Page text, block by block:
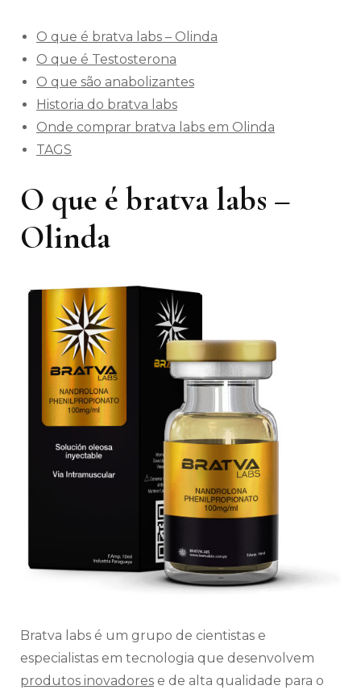
O que é bratva labs – Olinda
O que é Testosterona
O que são anabolizantes
Historia do bratva labs
Onde comprar bratva labs em Olinda
TAGS
O que é bratva labs –
Olinda
Bratva labs é um grupo de cientistas e
especialistas em tecnologia que desenvolvem
produtos inovadores e de alta qualidade para o